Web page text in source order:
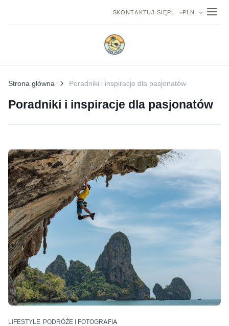
SKONTAKTUJ SIĘPL PLN
Strona główna Poradniki i inspiracje dla pasjonatów
Poradniki i inspiracje dla pasjonatów
LIFESTYLE PODRÓŻE I FOTOGRAFIA